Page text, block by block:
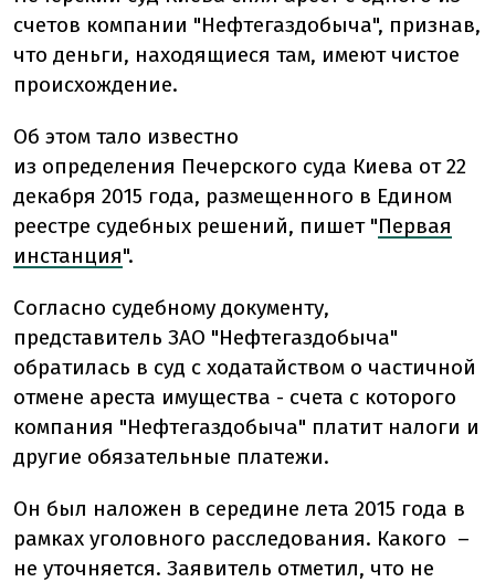
счетов компании "Нефтегаздобыча", признав,
что деньги, находящиеся там, имеют чистое
происхождение.
Об этом тало известно
из определения Печерского суда Киева от 22
декабря 2015 года, размещенного в Едином
реестре судебных решений, пишет "Первая
инстанция".
Согласно судебному документу,
представитель ЗАО "Нефтегаздобыча"
обратилась в суд с ходатайством о частичной
отмене ареста имущества - счета с которого
компания "Нефтегаздобыча" платит налоги и
другие обязательные платежи.
Он был наложен в середине лета 2015 года в
рамках уголовного расследования. Какого –
не уточняется. Заявитель отметил, что не